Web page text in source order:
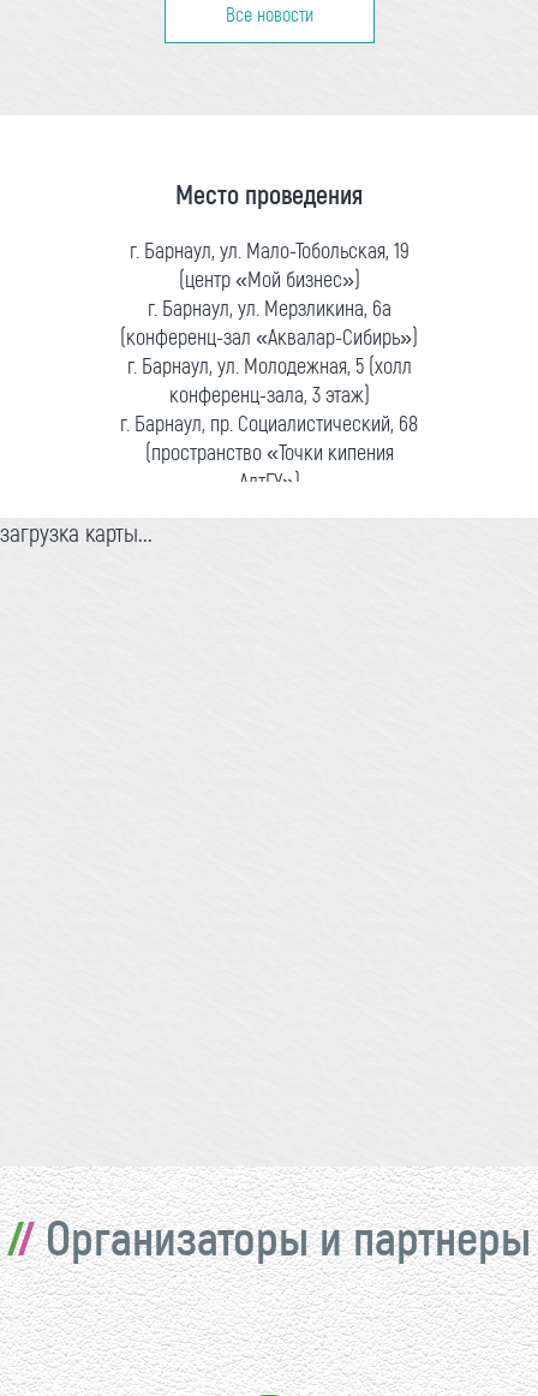
Все новости
Место проведения
г. Барнаул, ул. Мало-Тобольская, 19
(центр «Мой бизнес»)
г. Барнаул, ул. Мерзликина, 6а
(конференц-зал «Аквалар-Сибирь»)
г. Барнаул, ул. Молодежная, 5 (холл
конференц-зала, 3 этаж)
г. Барнаул, пр. Социалистический, 68
(пространство «Точки кипения
АлтГУ»)
загрузка карты...
Организаторы и партнеры